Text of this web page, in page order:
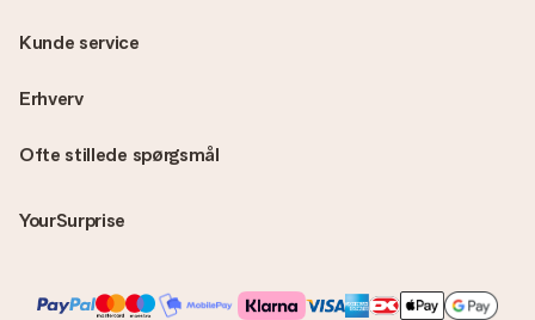
Ofte stillede spørgsmål
YourSurprise
Kunde service
Erhverv